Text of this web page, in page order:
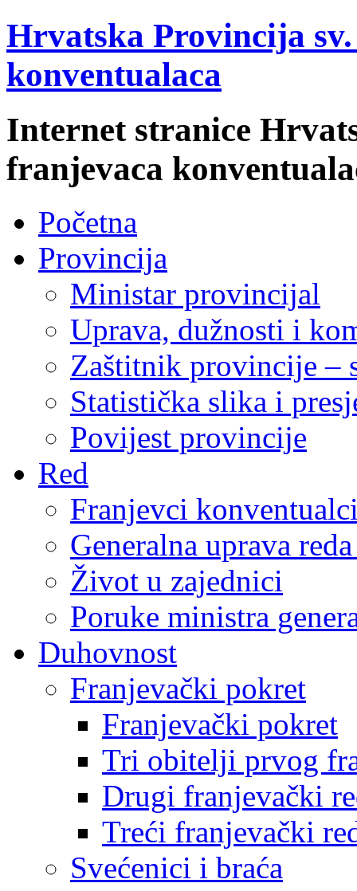
Hrvatska Provincija
konventualaca
Internet stranice
franjevaca
Početna
Provincija
Ministar provincijal
Uprava, dužnosti i
Zaštitnik provincije –
Statistička slika i
Povijest provincije
Red
Franjevci
Generalna uprava
Život u zajednici
Poruke ministra
Duhovnost
Franjevački pokret
Franjevački pokret
Tri obitelji prvog
Drugi franjevački
Treći franjevački
Svećenici i braća